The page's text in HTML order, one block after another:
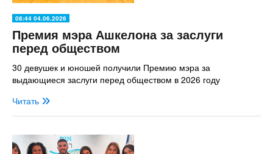
08:44 04.06.2026
Премия мэра Ашкелона за заслуги
перед обществом
30 девушек и юношей получили Премию мэра за
выдающиеся заслуги перед обществом в 2026 году
Читать